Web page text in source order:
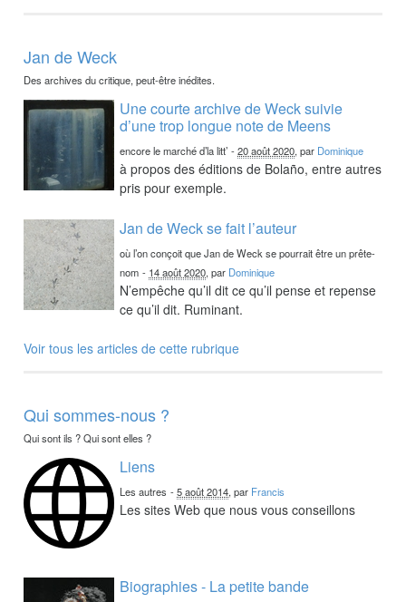
Jan de Weck
Des archives du critique, peut-être inédites.
Une courte archive de Weck suivie
d’une trop longue note de Meens
encore le marché d’la litt’ -20 août 2020, par Dominique
à propos des éditions de Bolaño, entre autres
pris pour exemple.
Jan de Weck se fait l’auteur
où l’on conçoit que Jan de Weck se pourrait être un prête-
nom - 14 août 2020, par Dominique
N’empêche qu’il dit ce qu’il pense et repense
ce qu’il dit. Ruminant.
Voir tous les articles de cette rubrique
Qui sommes-nous ?
Qui sont ils ? Qui sont elles ?
Liens
Les autres -5 août 2014, par Francis
Les sites Web que nous vous conseillons
Biographies - La petite bande